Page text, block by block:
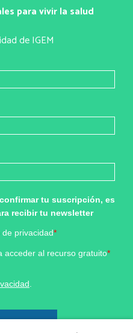
para vivir la salud
de IGEM
tu suscripción, es
recibir tu newsletter
privacidad*
acceder al recurso gratuito*
.